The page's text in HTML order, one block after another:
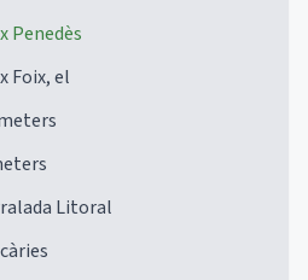
Penedès
Foix, el
Litoral